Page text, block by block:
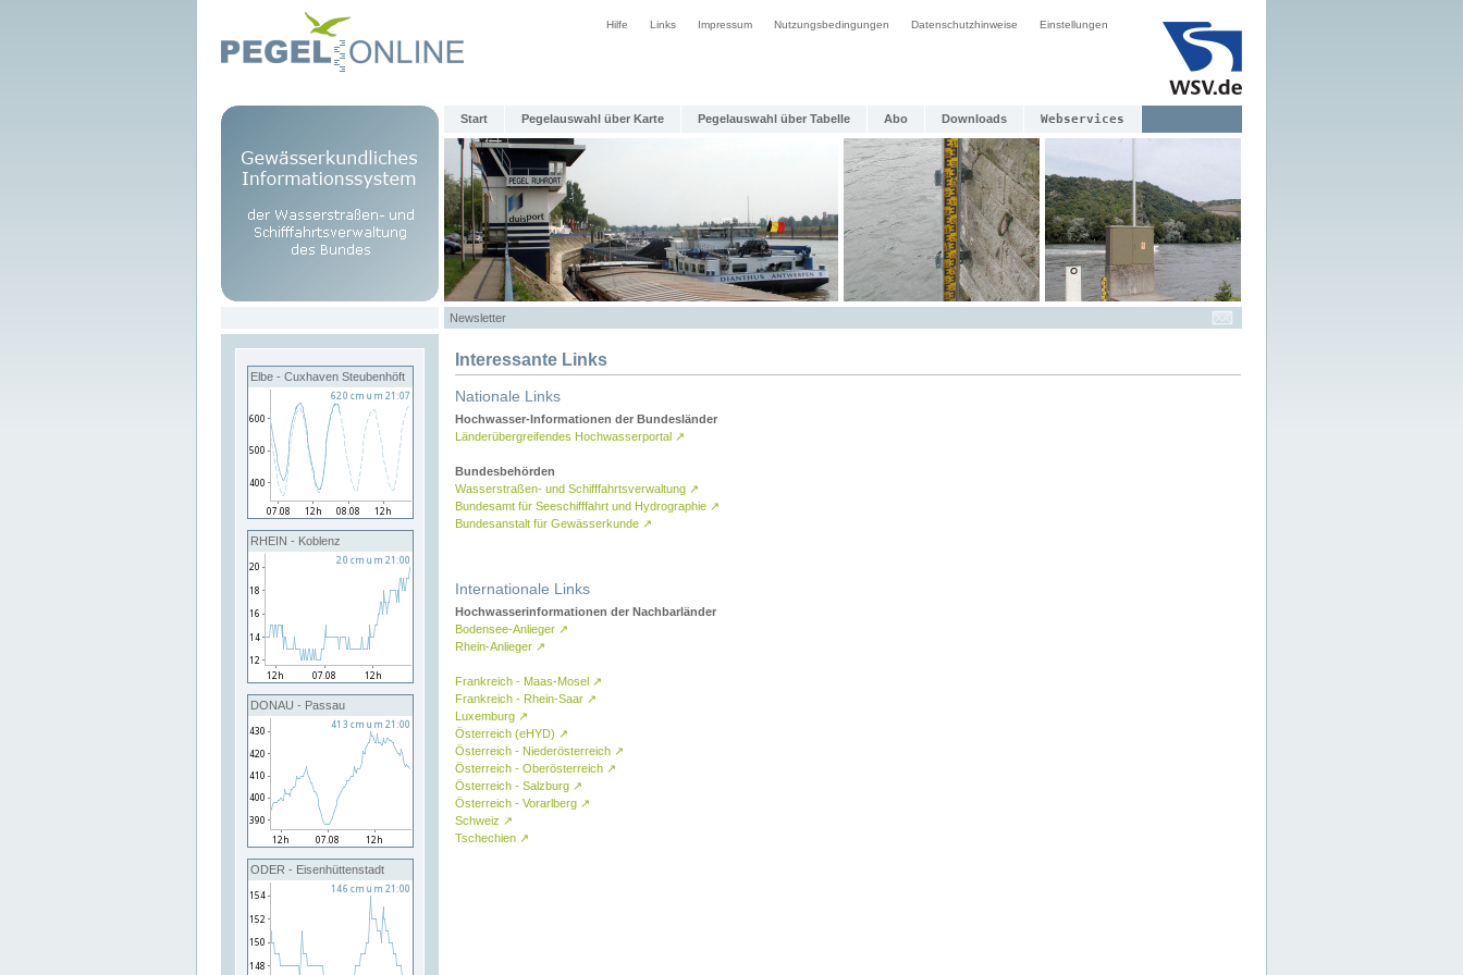
Hilfe Links Impressum Nutzungsbedingungen Datenschutzhinweise Einstellungen
Start Pegelauswahl über Karte Pegelauswahl über Tabelle Abo Downloads Webservices
Newsletter
Elbe - Cuxhaven Steubenhöft
RHEIN - Koblenz
DONAU - Passau
ODER - Eisenhüttenstadt
Interessante Links
Nationale Links
Hochwasser-Informationen der Bundesländer
Länderübergreifendes Hochwasserportal ↗
Bundesbehörden
Wasserstraßen- und Schifffahrtsverwaltung ↗
Bundesamt für Seeschifffahrt und Hydrographie ↗
Bundesanstalt für Gewässerkunde ↗
Internationale Links
Hochwasserinformationen der Nachbarländer
Bodensee-Anlieger ↗
Rhein-Anlieger ↗
Frankreich - Maas-Mosel ↗
Frankreich - Rhein-Saar ↗
Luxemburg ↗
Österreich (eHYD) ↗
Österreich - Niederösterreich ↗
Österreich - Oberösterreich ↗
Österreich - Salzburg ↗
Österreich - Vorarlberg ↗
Schweiz ↗
Tschechien ↗